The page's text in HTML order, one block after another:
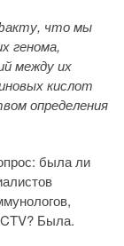
что мы
генома,
между их
кислот
определения
была ли
Была.